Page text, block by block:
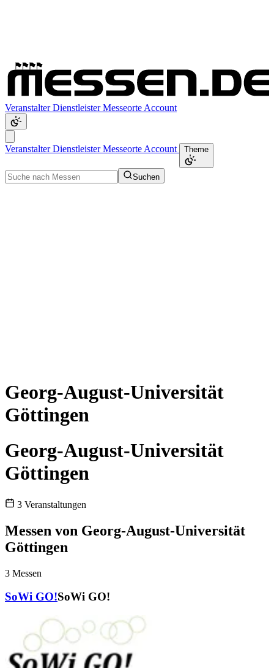
VeranstalterDienstleisterMesseorte Account
VeranstalterDienstleisterMesseorte Account Theme
Suchen
Georg-August-Universität
Göttingen
Georg-August-Universität
Göttingen
3 Veranstaltungen
Messen von Georg-August-Universität
Göttingen
3 Messen
SoWi GO!SoWi GO!